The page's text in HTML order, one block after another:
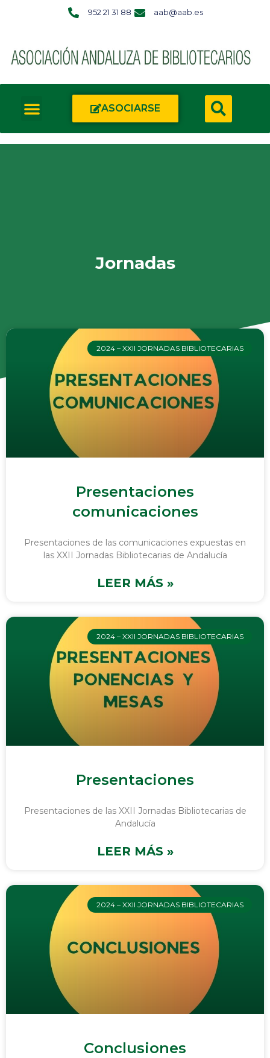
952 21 31 88 aab@aab.es
ASOCIARSE
Jornadas
2024 – XXII JORNADAS BIBLIOTECARIAS
Presentaciones
comunicaciones
Presentaciones de las comunicaciones expuestas en
las XXII Jornadas Bibliotecarias de Andalucía
LEER MÁS »
2024 – XXII JORNADAS BIBLIOTECARIAS
Presentaciones
Presentaciones de las XXII Jornadas Bibliotecarias de
Andalucía
LEER MÁS »
2024 – XXII JORNADAS BIBLIOTECARIAS
Conclusiones